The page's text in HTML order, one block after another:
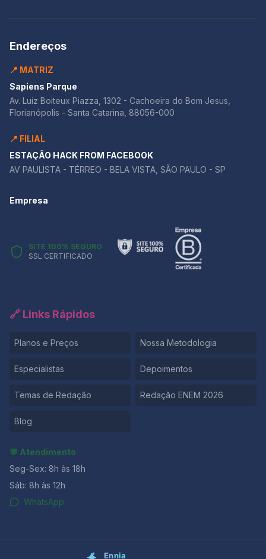
Endereços
📍 MATRIZ
Sapiens Parque
Av. Luiz Boiteux Piazza, 1302 - Cachoeira do Bom Jesus,
Florianópolis - Santa Catarina, 88056-000
📍 FILIAL
ESTAÇÃO HACK FROM FACEBOOK
AV PAULISTA - TÉRREO - BELA VISTA, SÃO PAULO - SP
Empresa
SITE 100% SEGURO
SSL CERTIFICADO
🔗 Links Rápidos
Planos e Preços Nossa Metodologia
Especialistas Depoimentos
Temas de Redação Redação ENEM 2026
Blog
💬 Atendimento
Seg-Sex: 8h às 18h
Sáb: 8h às 12h
WhatsApp